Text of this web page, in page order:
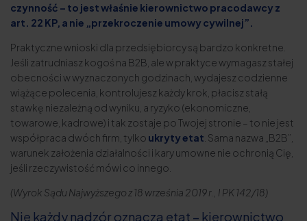
czynność – to jest właśnie kierownictwo pracodawcy z
art. 22 KP, a nie „przekroczenie umowy cywilnej”.
Praktyczne wnioski dla przedsiębiorcy są bardzo konkretne.
Jeśli zatrudniasz kogoś na B2B, ale w praktyce wymagasz stałej
obecności w wyznaczonych godzinach, wydajesz codzienne
wiążące polecenia, kontrolujesz każdy krok, płacisz stałą
stawkę niezależną od wyniku, a ryzyko (ekonomiczne,
towarowe, kadrowe) i tak zostaje po Twojej stronie – to nie jest
współpraca dwóch firm, tylko ukryty etat . Sama nazwa „B2B”,
warunek założenia działalności i kary umowne nie ochronią Cię,
jeśli rzeczywistość mówi co innego.
(Wyrok Sądu Najwyższego z 18 września 2019 r., I PK 142/18)
Nie każdy nadzór oznacza etat – kierownictwo